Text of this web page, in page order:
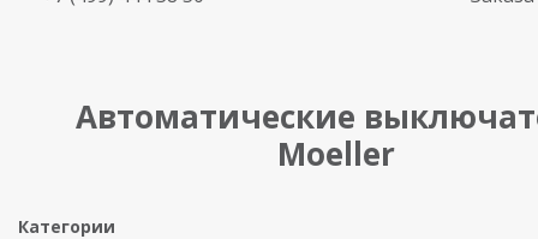
Автоматические
Moeller
Категории